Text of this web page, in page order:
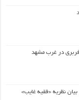
در غرب مشهد
نظریه «فقیه غایب»